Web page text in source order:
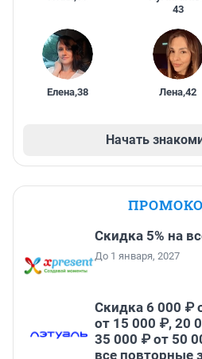
43
Елена,38 Лена,42
Начать
Скидка 5% на
До 1 января, 2027
Скидка 6 000 ₽
от 15 000 ₽, 20
35 000 ₽ от 50
все повторные